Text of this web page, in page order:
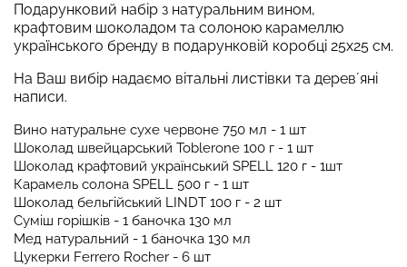
Подарунковий набір з натуральним вином,
крафтовим шоколадом та солоною карамеллю
українського бренду в подарунковій коробці 25х25 см.
На Ваш вибір надаємо вітальні листівки та деревʼяні
написи.
Вино натуральне сухе червоне 750 мл - 1 шт
Шоколад швейцарський Toblerone 100 г - 1 шт
Шоколад крафтовий український SPELL 120 г - 1шт
Карамель солона SPELL 500 г - 1 шт
Шоколад бельгійський LINDT 100 г - 2 шт
Суміш горішків - 1 баночка 130 мл
Мед натуральний - 1 баночка 130 мл
Цукерки Ferrero Rocher - 6 шт